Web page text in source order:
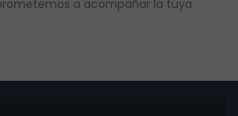
a acompañar la tuya